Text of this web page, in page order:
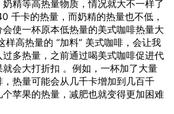
精等高热量物质，情况就大不一样了
千卡的热量，而奶精的热量也不低，
使一杯原本低热量的美式咖啡热量大
样高热量的 “加料” 美式咖啡，会让我
多热量，之前通过喝美式咖啡促进代
会大打折扣 。例如，一杯加了大量
热量可能会从几千卡增加到几百千
苹果的热量，减肥也就变得更加困难